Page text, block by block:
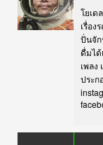
โยเด
เรื่อง
ปั่นจัก
ดื่มได้
เพล
ประก